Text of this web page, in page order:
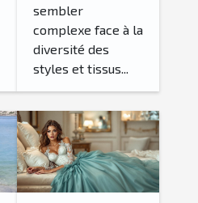
sembler
complexe face à la
diversité des
styles et tissus...